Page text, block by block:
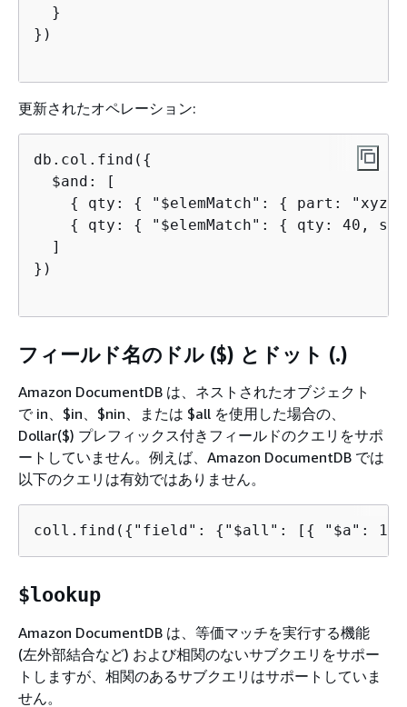
  }
})
更新されたオペレーション:
db.col.find( {
  $and: [
{
qty: { "$elemMatch": {
part:
{
qty: { "$elemMatch": {
qty: 40,
  ]
})
フィールド名のドル ($) とドット (.)
Amazon DocumentDB は、ネストされたオブジェクト
で in、$in、$nin、または $all を使用した場合の、
Dollar($) プレフィックス付きフィールドのクエリをサポ
ートしていません。例えば、Amazon DocumentDB では
以下のクエリは有効ではありません。
coll.find( { "field": { "$all": [ { "$a": 1
$lookup
Amazon DocumentDB は、等価マッチを実行する機能
(左外部結合など) および相関のないサブクエリをサポー
トしますが、相関のあるサブクエリはサポートしていま
せん。